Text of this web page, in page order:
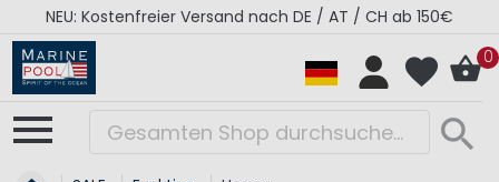
NEU: Kostenfreier Versand nach DE / AT / CH ab 150€
0